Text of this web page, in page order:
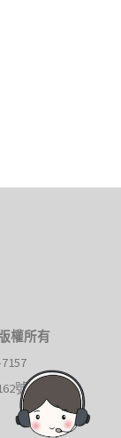
權所有
號